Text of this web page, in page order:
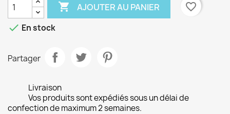
 AJOUTER AU PANIER
favorite_border
 En stock
Partager
Livraison
Vos produits sont expédiés sous un délai de
confection de maximum 2 semaines.